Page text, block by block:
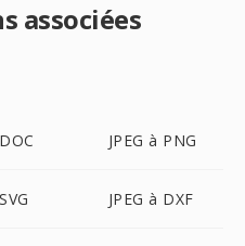
associées
JPEG à PNG
JPEG à DXF